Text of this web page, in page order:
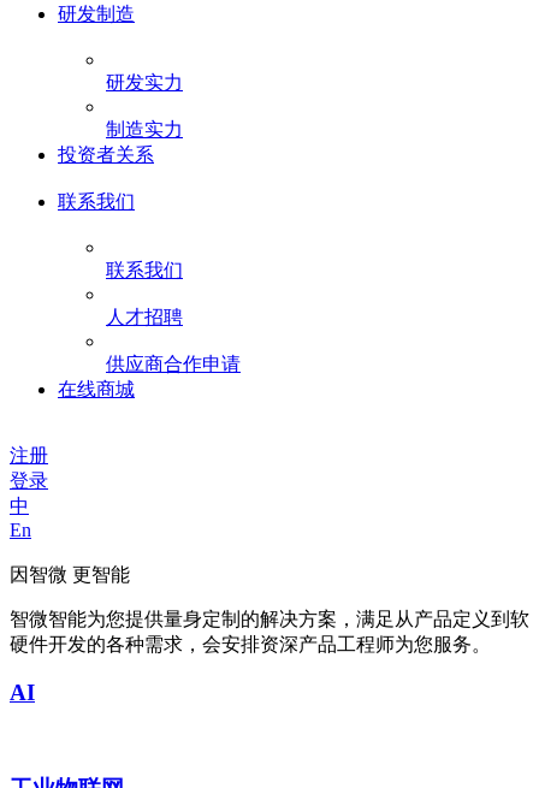
研发制造
研发实力
制造实力
投资者关系
联系我们
联系我们
人才招聘
供应商合作申请
在线商城
注册
登录
中
En
因智微 更智能
智微智能为您提供量身定制的解决方案，满足从产品定义到软
硬件开发的各种需求，会安排资深产品工程师为您服务。
AI